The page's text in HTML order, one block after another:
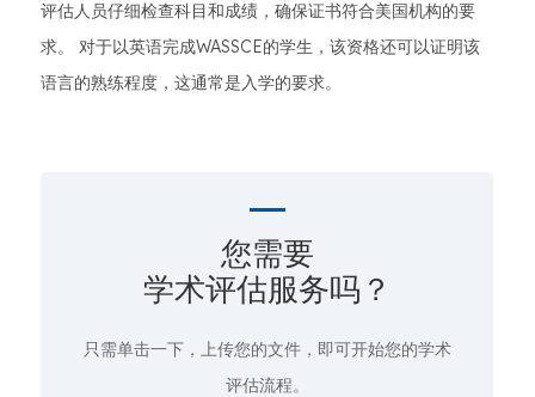
评估人员仔细检查科目和成绩，确保证书符合美国机构的要
求。 对于以英语完成WASSCE的学生，该资格还可以证明该
语言的熟练程度，这通常是入学的要求。
您需要
学术评估服务吗？
只需单击一下，上传您的文件，即可开始您的学术
评估流程。